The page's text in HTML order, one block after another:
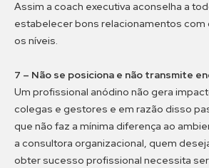
Assim a coach executiva aconselha a
estabelecer bons relacionamentos
os níveis.
7 – Não se posiciona e não transmite
Um profissional anódino não gera
colegas e gestores e em razão disso
que não faz a mínima diferença ao
a consultora organizacional, quem
obter sucesso profissional necessita